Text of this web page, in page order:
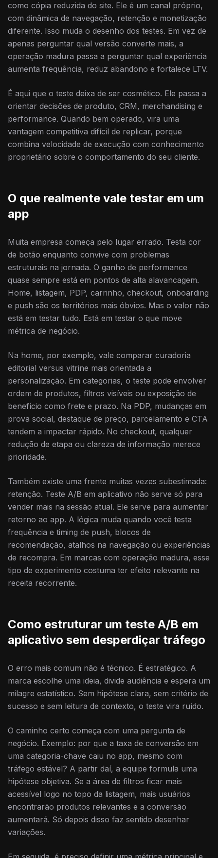
como cópia reduzida do site. Ele é um canal próprio,
com dinâmica de navegação, retenção e monetização
diferente. Isso muda o desenho dos testes. Em vez de
apenas perguntar qual versão converte mais, a
operação madura passa a perguntar qual experiência
aumenta frequência, reduz abandono e fortalece LTV.
É aqui que o teste deixa de ser cosmético. Ele passa a
orientar decisões de produto, CRM, merchandising e
performance. Quando bem operado, vira uma
vantagem competitiva difícil de replicar, porque
combina velocidade de execução com conhecimento
proprietário sobre o comportamento do seu cliente.
O que realmente vale testar em um
app
Muita empresa começa pelo lugar errado. Testa cor
de botão enquanto convive com problemas
estruturais na jornada. O ganho de performance
quase sempre está em pontos de alta alavancagem.
Home, listagem, PDP, carrinho, checkout, onboarding
e push são os territórios mais óbvios. Mas o valor não
está em testar tudo. Está em testar o que move
métrica de negócio.
Na home, por exemplo, vale comparar curadoria
editorial versus vitrine mais orientada a
personalização. Em categorias, o teste pode envolver
ordem de produtos, filtros visíveis ou exposição de
benefício como frete e prazo. Na PDP, mudanças em
prova social, destaque de preço, parcelamento e CTA
tendem a impactar rápido. No checkout, qualquer
redução de etapa ou clareza de informação merece
prioridade.
Também existe uma frente muitas vezes subestimada:
retenção. Teste A/B em aplicativo não serve só para
vender mais na sessão atual. Ele serve para aumentar
retorno ao app. A lógica muda quando você testa
frequência e timing de push, blocos de
recomendação, atalhos na navegação ou experiências
de recompra. Em marcas com operação madura, esse
tipo de experimento costuma ter efeito relevante na
receita recorrente.
Como estruturar um teste A/B em
aplicativo sem desperdiçar tráfego
O erro mais comum não é técnico. É estratégico. A
marca escolhe uma ideia, divide audiência e espera um
milagre estatístico. Sem hipótese clara, sem critério de
sucesso e sem leitura de contexto, o teste vira ruído.
O caminho certo começa com uma pergunta de
negócio. Exemplo: por que a taxa de conversão em
uma categoria-chave caiu no app, mesmo com
tráfego estável? A partir daí, a equipe formula uma
hipótese objetiva. Se a área de filtros ficar mais
acessível logo no topo da listagem, mais usuários
encontrarão produtos relevantes e a conversão
aumentará. Só depois disso faz sentido desenhar
variações.